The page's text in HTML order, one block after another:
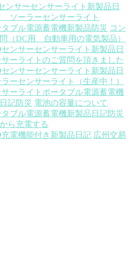
ンサーセンサーライト 新製品 日
ーラーセンサーライト
タブル電源蓄電機新製品防災 コン
（DC用 自動車用の電気製品）
センサーセンサーライト 新製品 日
ーライトのご質問を頂きました
センサーセンサーライト 新製品 日
ーセンサーライト（生産中！）
ーライト ポータブル電源蓄電機
日記防災 電池の容量について
タブル電源蓄電機新製品 日記防災
ら充電する
充電機能付き 新製品 日記 広州交易